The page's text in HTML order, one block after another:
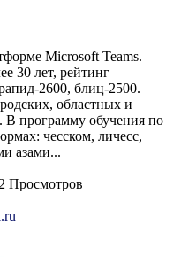
Microsoft Teams.
30 лет, рейтинг
2600, блиц-2500.
областных и
В программу обучения по
чесском, личесс,
азами...
Просмотров